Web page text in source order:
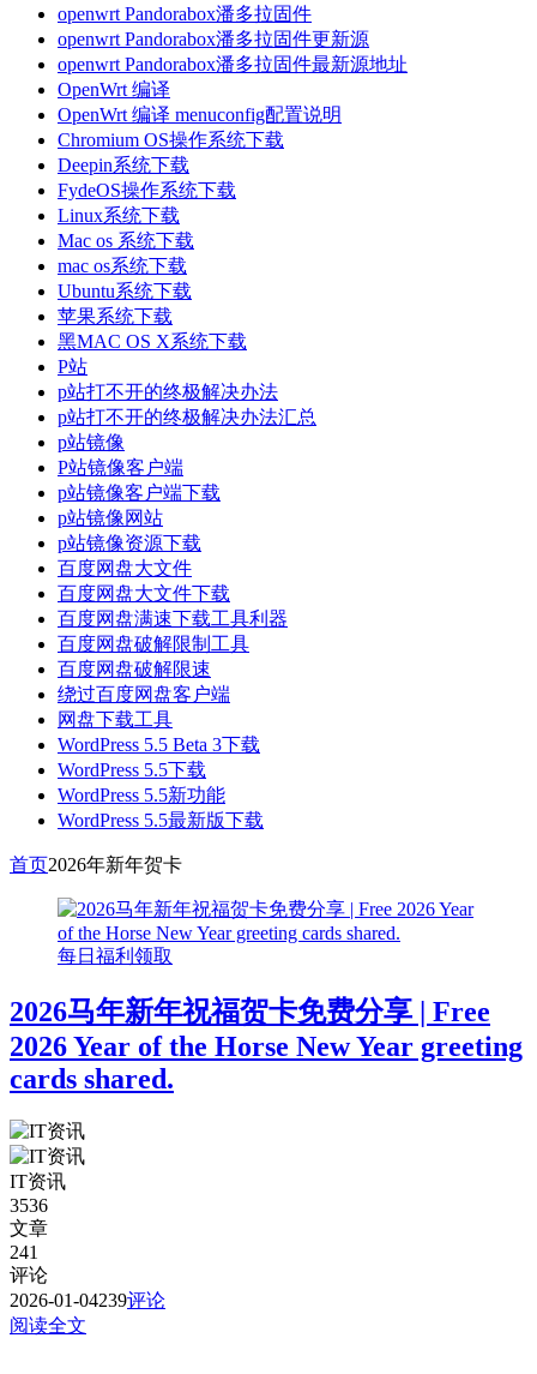
openwrt Pandorabox潘多拉固件
openwrt Pandorabox潘多拉固件更新源
openwrt Pandorabox潘多拉固件最新源地址
OpenWrt 编译
OpenWrt 编译 menuconfig配置说明
Chromium OS操作系统下载
Deepin系统下载
FydeOS操作系统下载
Linux系统下载
Mac os 系统下载
mac os系统下载
Ubuntu系统下载
苹果系统下载
黑MAC OS X系统下载
P站
p站打不开的终极解决办法
p站打不开的终极解决办法汇总
p站镜像
P站镜像客户端
p站镜像客户端下载
p站镜像网站
p站镜像资源下载
百度网盘大文件
百度网盘大文件下载
百度网盘满速下载工具利器
百度网盘破解限制工具
百度网盘破解限速
绕过百度网盘客户端
网盘下载工具
WordPress 5.5 Beta 3下载
WordPress 5.5下载
WordPress 5.5新功能
WordPress 5.5最新版下载
首页2026年新年贺卡
每日福利领取
2026马年新年祝福贺卡免费分享 | Free
2026 Year of the Horse New Year greeting
cards shared.
IT资讯
3536
文章
241
评论
2026-01-04239评论
阅读全文